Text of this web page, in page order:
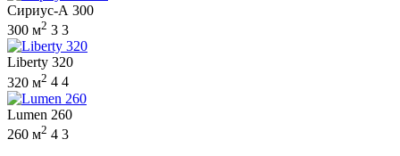
Сириус-А 300
300 м2 3 3
Liberty 320
320 м2 4 4
Lumen 260
260 м2 4 3